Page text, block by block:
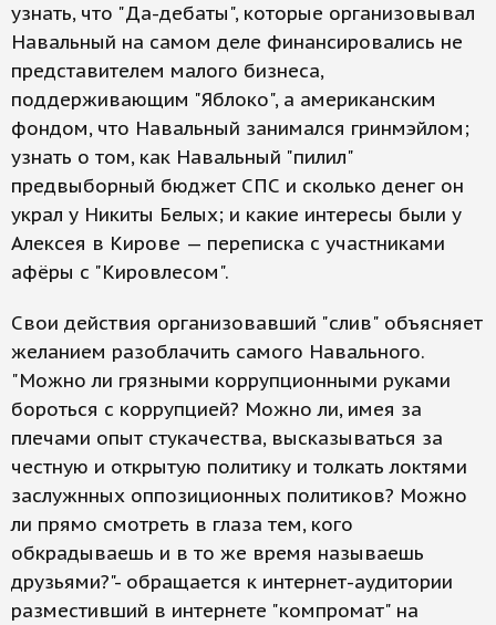
узнать, что "Да-дебаты", которые организовывал
Навальный на самом деле финансировались не
представителем малого бизнеса,
поддерживающим "Яблоко", а американским
фондом, что Навальный занимался гринмэйлом;
узнать о том, как Навальный "пилил"
предвыборный бюджет СПС и сколько денег он
украл у Никиты Белых; и какие интересы были у
Алексея в Кирове — переписка с участниками
афёры с "Кировлесом".
Свои действия организовавший "слив" объясняет
желанием разоблачить самого Навального.
"Можно ли грязными коррупционными руками
бороться с коррупцией? Можно ли, имея за
плечами опыт стукачества, высказываться за
честную и открытую политику и толкать локтями
заслужнных оппозиционных политиков? Можно
ли прямо смотреть в глаза тем, кого
обкрадываешь и в то же время называешь
друзьями?"- обращается к интернет-аудитории
разместивший в интернете "компромат" на